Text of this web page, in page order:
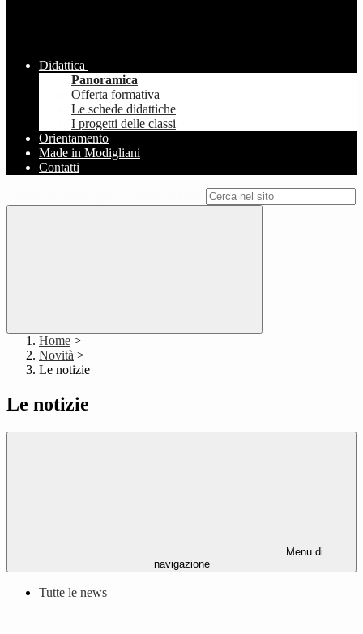
Didattica
Panoramica
Offerta formativa
Le schede didattiche
I progetti delle classi
Orientamento
Made in Modigliani
Contatti
Home >
Novità >
Le notizie
Le notizie
Menu di
navigazione
Tutte le news